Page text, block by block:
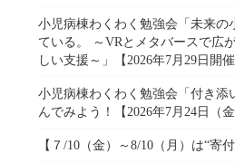
小児病棟わくわく勉強会「未来の
ている。 ～VRとメタバースで広
しい支援～」【2026年7月29日開催
小児病棟わくわく勉強会「付き添
んでみよう！【2026年7月24日（金
【７/10（金）～8/10（月）は“寄